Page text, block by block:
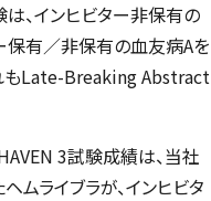
、インヒビター非保有の
保有／非保有の血友病Aを
もLate-Breaking Abstract
3試験成績は、当社
ライブラが、インヒビタ